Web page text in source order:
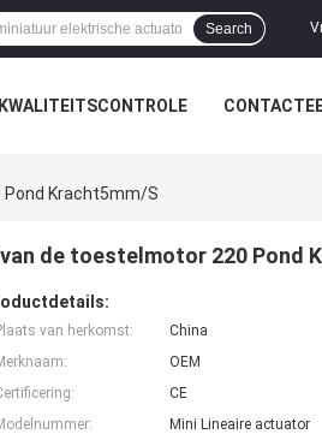
Search
KWALITEITSCONTROLE
Pond Kracht5mm/s
de toestelmotor 220 Pond
van herkomst:
China
OEM
CE
Mini Lineaire actuator